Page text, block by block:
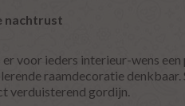
nachtrust
voor ieders interieur-wens
raamdecoratie
verduisterend gordijn.